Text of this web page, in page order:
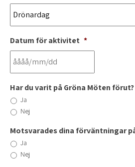
Datum för aktivitet *
Har du varit på Gröna Möten förut?
Ja
Nej
Motsvarades dina förväntningar
Ja
Nej